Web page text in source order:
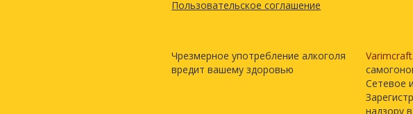
Пользовательское соглашение
Чрезмерное употребление алкоголя
вредит вашему здоровью
Сетевое
надзору